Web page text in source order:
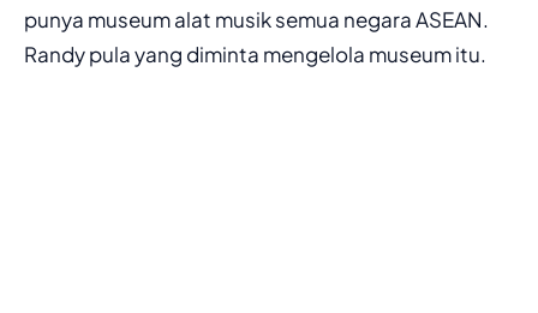
punya museum alat musik semua negara ASEAN.
Randy pula yang diminta mengelola museum itu.